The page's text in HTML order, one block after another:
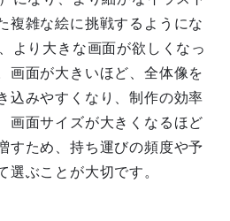
複雑な絵に挑戦するようにな
より大きな画面が欲しくなっ
画面が大きいほど、全体像を
込みやすくなり、制作の効率
画面サイズが大きくなるほど
すため、持ち運びの頻度や予
選ぶことが大切です。